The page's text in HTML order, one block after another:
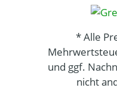
* Alle
und ggf.
nicht